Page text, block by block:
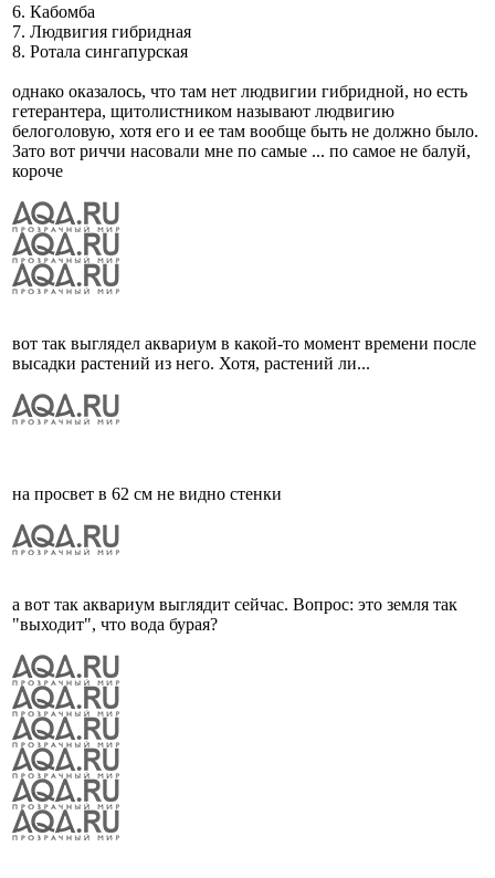
6. Кабомба
7. Людвигия гибридная
8. Ротала сингапурская
однако оказалось, что там нет людвигии гибридной, но есть
гетерантера, щитолистником называют людвигию
белоголовую, хотя его и ее там вообще быть не должно было.
Зато вот риччи насовали мне по самые ... по самое не балуй,
короче
вот так выглядел аквариум в какой-то момент времени после
высадки растений из него. Хотя, растений ли...
на просвет в 62 см не видно стенки
а вот так аквариум выглядит сейчас. Вопрос: это земля так
"выходит", что вода бурая?